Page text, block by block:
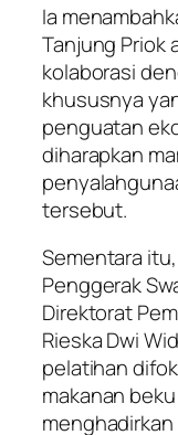
Ia
Tanjung Priok
kolaborasi
khususnya
penguatan
diharapkan
tersebut.
Sementara
Penggerak
Direktorat
Rieska Dwi
pelatihan
makanan